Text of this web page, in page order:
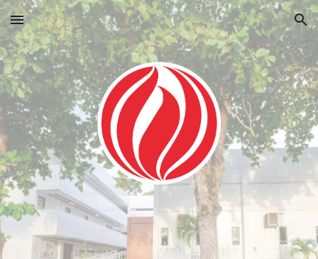
Skip to main content Skip to navigation